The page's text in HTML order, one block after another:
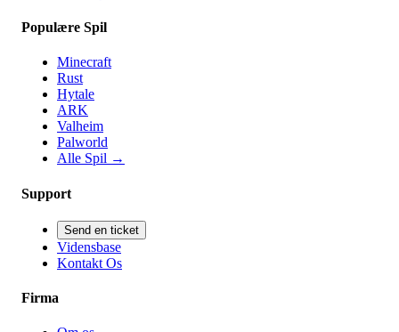
Populære Spil
Minecraft
Rust
Hytale
ARK
Valheim
Palworld
Alle Spil →
Support
Send en ticket
Vidensbase
Kontakt Os
Firma